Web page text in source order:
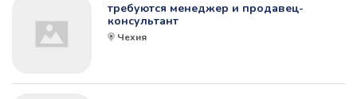
требуются менеджер и продавец-
консультант
Чехия